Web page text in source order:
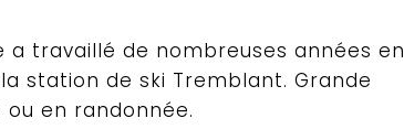
a travaillé de nombreuses années en
station de ski Tremblant. Grande
en randonnée.